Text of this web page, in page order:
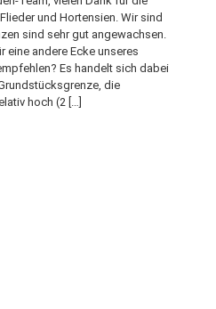
und Hortensien. Wir sind
sind sehr gut angewachsen.
eine andere Ecke unseres
Es handelt sich dabei
die
hoch (2 […]